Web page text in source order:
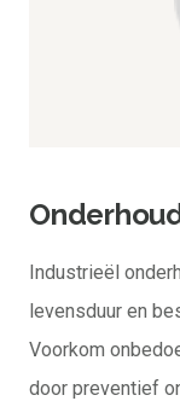
Industrieël
levensduur en
Voorkom
door preventief